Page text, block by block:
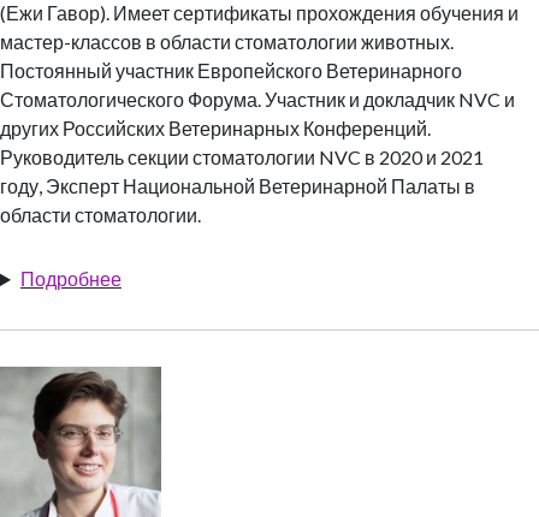
(Ежи Гавор). Имеет сертификаты прохождения обучения и
мастер-классов в области стоматологии животных.
Постоянный участник Европейского Ветеринарного
Стоматологического Форума. Участник и докладчик NVC и
других Российских Ветеринарных Конференций.
Руководитель секции стоматологии NVC в 2020 и 2021
году, Эксперт Национальной Ветеринарной Палаты в
области стоматологии.
Подробнее